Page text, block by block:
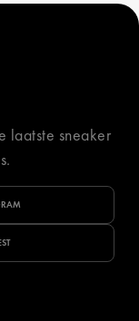
laatste sneaker